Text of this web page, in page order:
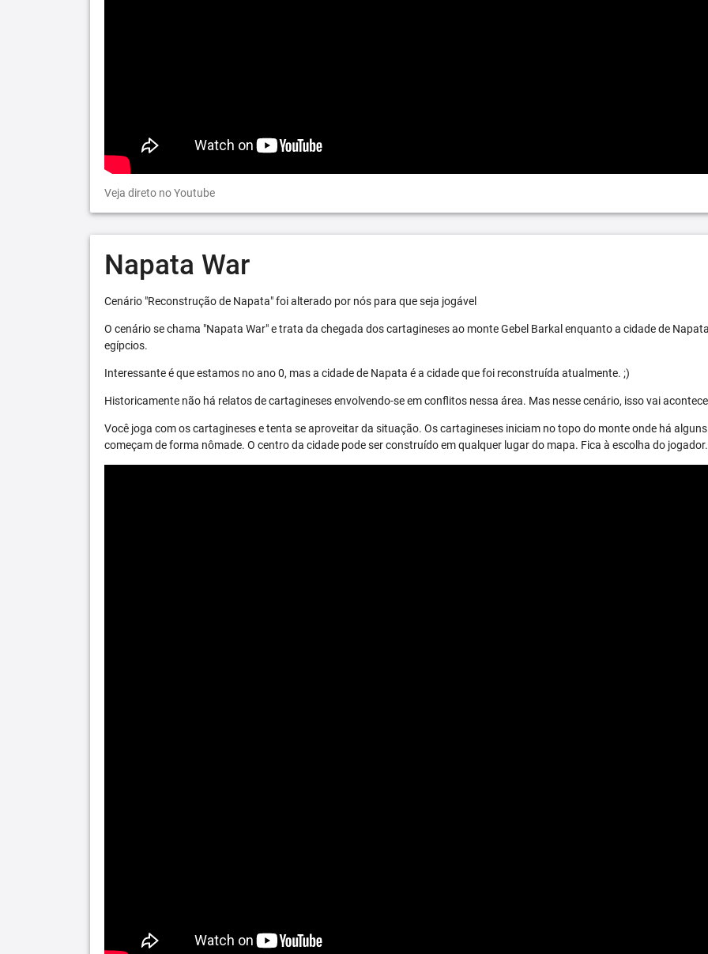
Veja direto no Youtube
Napata War
Cenário "Reconstrução de Napata" foi alterado por nós para que seja jogável
O cenário se chama "Napata War" e trata da chegada dos cartagineses ao monte Gebel Barkal enquanto a cidade de
egípcios.
Interessante é que estamos no ano 0, mas a cidade de Napata é a cidade que foi reconstruída atualmente. ;)
Historicamente não há relatos de cartagineses envolvendo-se em conflitos nessa área. Mas nesse cenário, isso vai
Você joga com os cartagineses e tenta se aproveitar da situação. Os cartagineses iniciam no topo do monte onde há
começam de forma nômade. O centro da cidade pode ser construído em qualquer lugar do mapa. Fica à escolha do jogador.